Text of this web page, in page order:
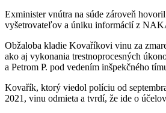
Exminister vnútra na súde zároveň
vyšetrovateľov a úniku informácií z
Obžaloba kladie Kovaříkovi vinu za
ako aj vykonania trestnoprocesných
a Petrom P. pod vedením inšpekčného
Kovařík, ktorý viedol políciu od
2021, vinu odmieta a tvrdí, že ide o